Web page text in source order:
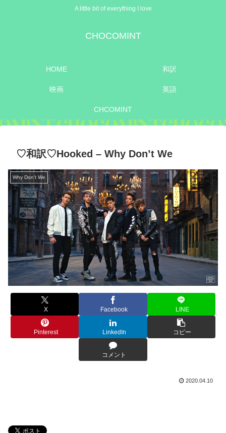
A little bit of everything I love
CHOCOMINT
HOME 和訳
映画 英語
CHCOMINT
♡和訳♡Hooked – Why Don’t We
Why Don’t We
X Facebook LINE
Pinterest LinkedIn コピー
コメント
2020.04.10